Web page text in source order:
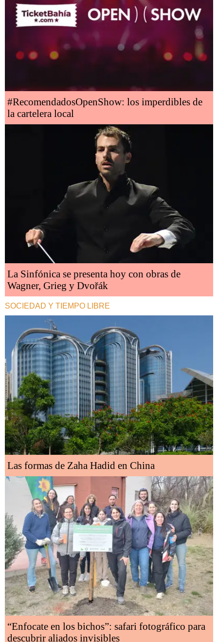
#RecomendadosOpenShow: los imperdibles de
la cartelera local
La Sinfónica se presenta hoy con obras de
Wagner, Grieg y Dvořák
SOCIEDAD Y TIEMPO LIBRE
Las formas de Zaha Hadid en China
“Enfocate en los bichos”: safari fotográfico para
descubrir aliados invisibles